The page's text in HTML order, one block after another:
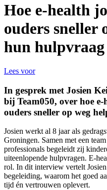
Hoe e-health
ouders sneller
hun hulpvraag
Lees voor
In gesprek met Josien
bij Team050, over hoe
ouders sneller op weg
Josien werkt al 8 jaar als
Groningen. Samen met een
professionals begeleidt zij
uiteenlopende hulpvragen. E-
rol. In dit interview vertelt
begeleiding, waarom het goed
tijd én vertrouwen oplevert.